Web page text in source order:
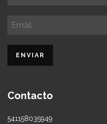
Contacto
541158035949